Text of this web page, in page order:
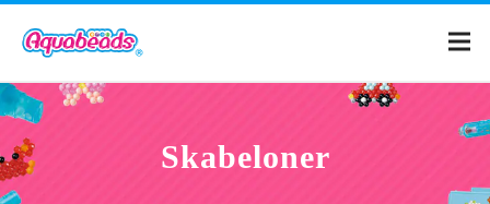
Skabeloner